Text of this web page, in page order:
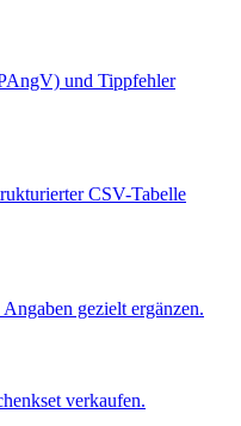
und Tippfehler
CSV-Tabelle
gezielt ergänzen.
verkaufen.